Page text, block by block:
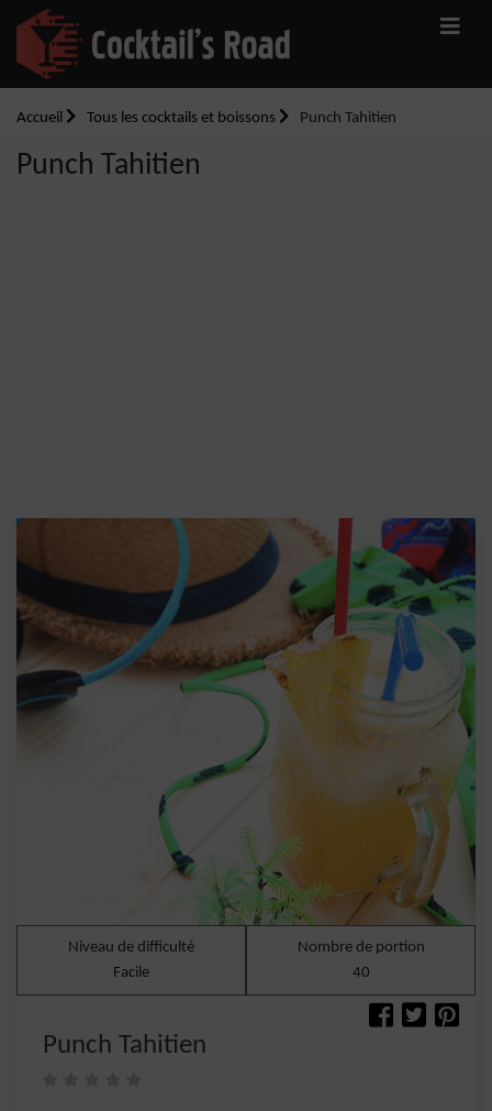
Accueil Tous les cocktails et boissons Punch Tahitien
Punch Tahitien
Niveau de difficulté
Facile
Nombre de portion
40
Punch Tahitien